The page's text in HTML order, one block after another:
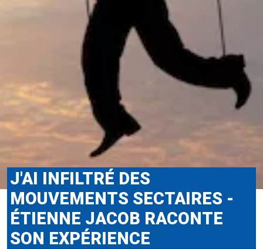
J'AI INFILTRÉ DES
MOUVEMENTS SECTAIRES -
ÉTIENNE JACOB RACONTE
SON EXPÉRIENCE